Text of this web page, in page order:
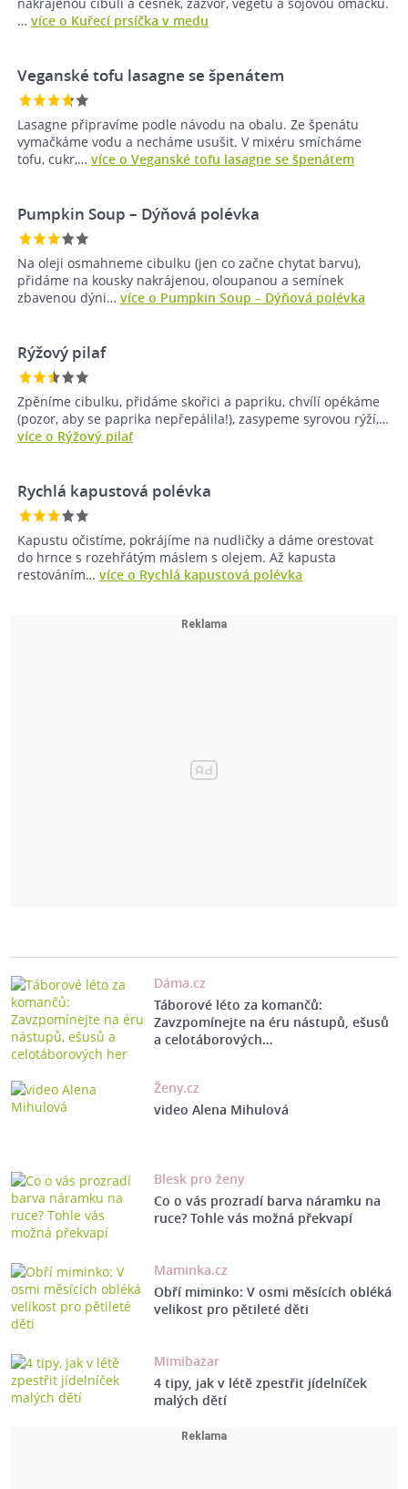
… více o Kuřecí prsíčka v medu
Veganské tofu lasagne se špenátem
Lasagne připravíme podle návodu na obalu. Ze špenátu
vymačkáme vodu a necháme usušit. V mixéru smícháme
tofu, cukr,… více o Veganské tofu lasagne se špenátem
Pumpkin Soup – Dýňová polévka
Na oleji osmahneme cibulku (jen co začne chytat barvu),
přidáme na kousky nakrájenou, oloupanou a semínek
zbavenou dýni… více o Pumpkin Soup – Dýňová polévka
Rýžový pilaf
Zpěníme cibulku, přidáme skořici a papriku, chvílí opékáme
(pozor, aby se paprika nepřepálila!), zasypeme syrovou rýží,…
více o Rýžový pilaf
Rychlá kapustová polévka
Kapustu očistíme, pokrájíme na nudličky a dáme orestovat
do hrnce s rozehřátým máslem s olejem. Až kapusta
restováním… více o Rychlá kapustová polévka
Dáma.cz
Táborové léto za komančů:
Zavzpomínejte na éru nástupů, ešusů
a celotáborových…
Ženy.cz
video Alena Mihulová
Blesk pro ženy
Co o vás prozradí barva náramku na
ruce? Tohle vás možná překvapí
Maminka.cz
Obří miminko: V osmi měsících obléká
velikost pro pětileté děti
Mimibazar
4 tipy, jak v létě zpestřit jídelníček
malých dětí